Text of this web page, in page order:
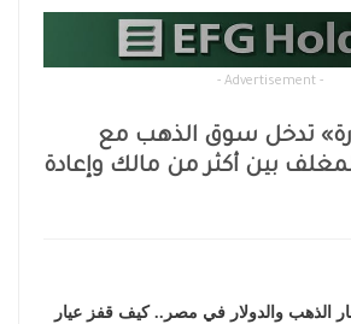
- Advertisement -
تدخل سوق الذهب مع
بين أكثر من مالك وإعادة
الذهب والدولار في مصر.. كيف قفز عيار